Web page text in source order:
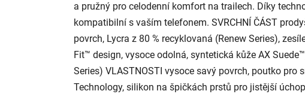
a pružný pro celodenní komfort na trailech. Díky
kompatibilní s vaším telefonem. SVRCHNÍ ČÁST
povrch, Lycra z 80 % recyklovaná (Renew Series),
Fit™ design, vysoce odolná, syntetická kůže AX
Series) VLASTNOSTI vysoce savý povrch, poutko pro
Technology, silikon na špičkách prstů pro jistější úchop